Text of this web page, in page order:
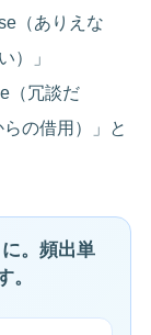
（ありえな
）」
（冗談だ
の借用）」と
。頻出単
。